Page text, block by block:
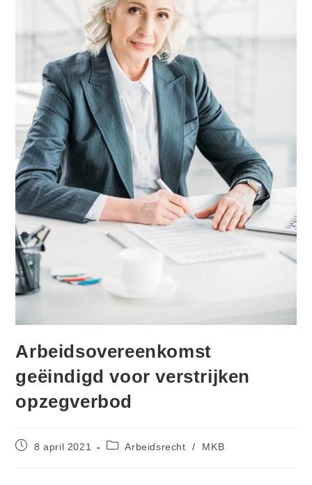
Arbeidsovereenkomst
geëindigd voor verstrijken
opzegverbod
8 april 2021 Arbeidsrecht / MKB